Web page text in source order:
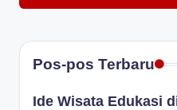
Pos-pos Terbaru
Ide Wisata Edukasi